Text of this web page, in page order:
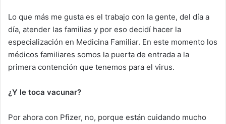
Lo que más me gusta es el trabajo con la gente, del día a
día, atender las familias y por eso decidí hacer la
especialización en Medicina Familiar. En este momento los
médicos familiares somos la puerta de entrada a la
primera contención que tenemos para el virus.
¿Y le toca vacunar?
Por ahora con Pfizer, no, porque están cuidando mucho